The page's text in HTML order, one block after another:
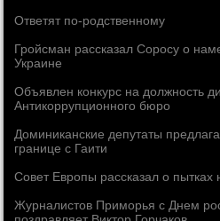
Ответят по-родственному
Гройсман рассказал Соросу о
Украине
Объявлен конкурс на должность
Антикоррупционного бюро
Доминиканские депутаты
границе с Гаити
Совет Европы рассказал о пытках
Журналистов Приморья с Днем